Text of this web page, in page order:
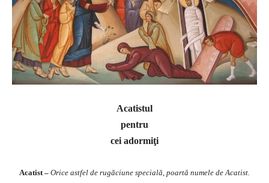
Acatistul
pentru
cei adormiţi
Acatist – Orice astfel de rugăciune specială, poartă numele de Acatist.